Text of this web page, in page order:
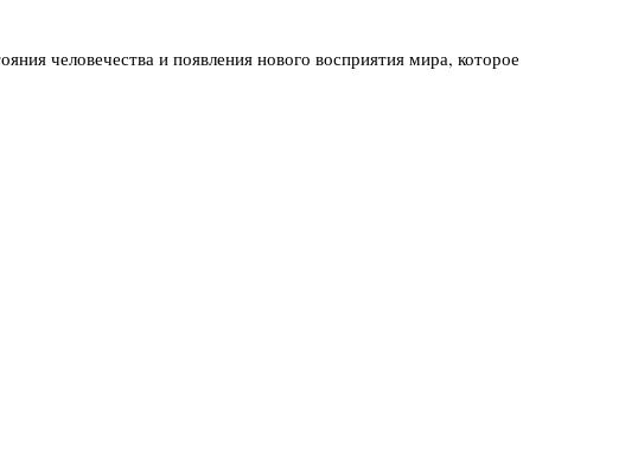
человечества и появления нового восприятия мира, которое